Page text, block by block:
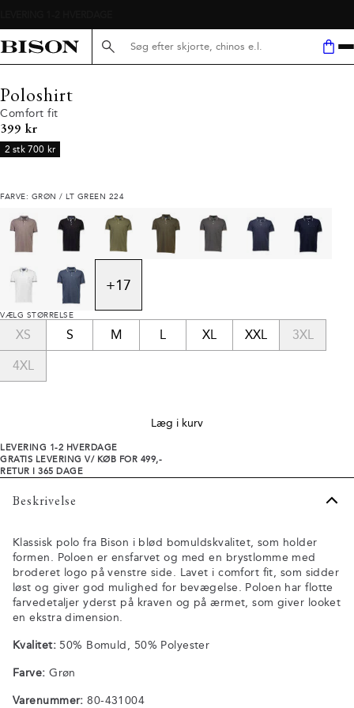
Søg her...
Poloshirt
Comfort fit
I alt (inkl. rabat)
399 kr
2 stk 700 kr
FARVE: GRØN / LT GREEN 224
+17
VÆLG STØRRELSE
XS S M L XL XXL 3XL
4XL
Læg i kurv
LEVERING 1-2 HVERDAGE
GRATIS LEVERING V/ KØB FOR 499,-
RETUR I 365 DAGE
Beskrivelse
Klassisk polo fra Bison i blød bomuldskvalitet, som holder
formen. Poloen er ensfarvet og med en brystlomme med
broderet logo på venstre side. Lavet i comfort fit, som sidder
løst og giver god mulighed for bevægelse. Poloen har flotte
farvedetaljer yderst på kraven og på ærmet, som giver looket
en ekstra dimension.
Kvalitet:50% Bomuld, 50% Polyester
Farve: Grøn
Varenummer: 80-431004